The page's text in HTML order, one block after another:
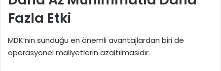
Fazla Etki
MDK’nın sunduğu en önemli avantajlardan biri de
operasyonel maliyetlerin azaltılmasıdır.